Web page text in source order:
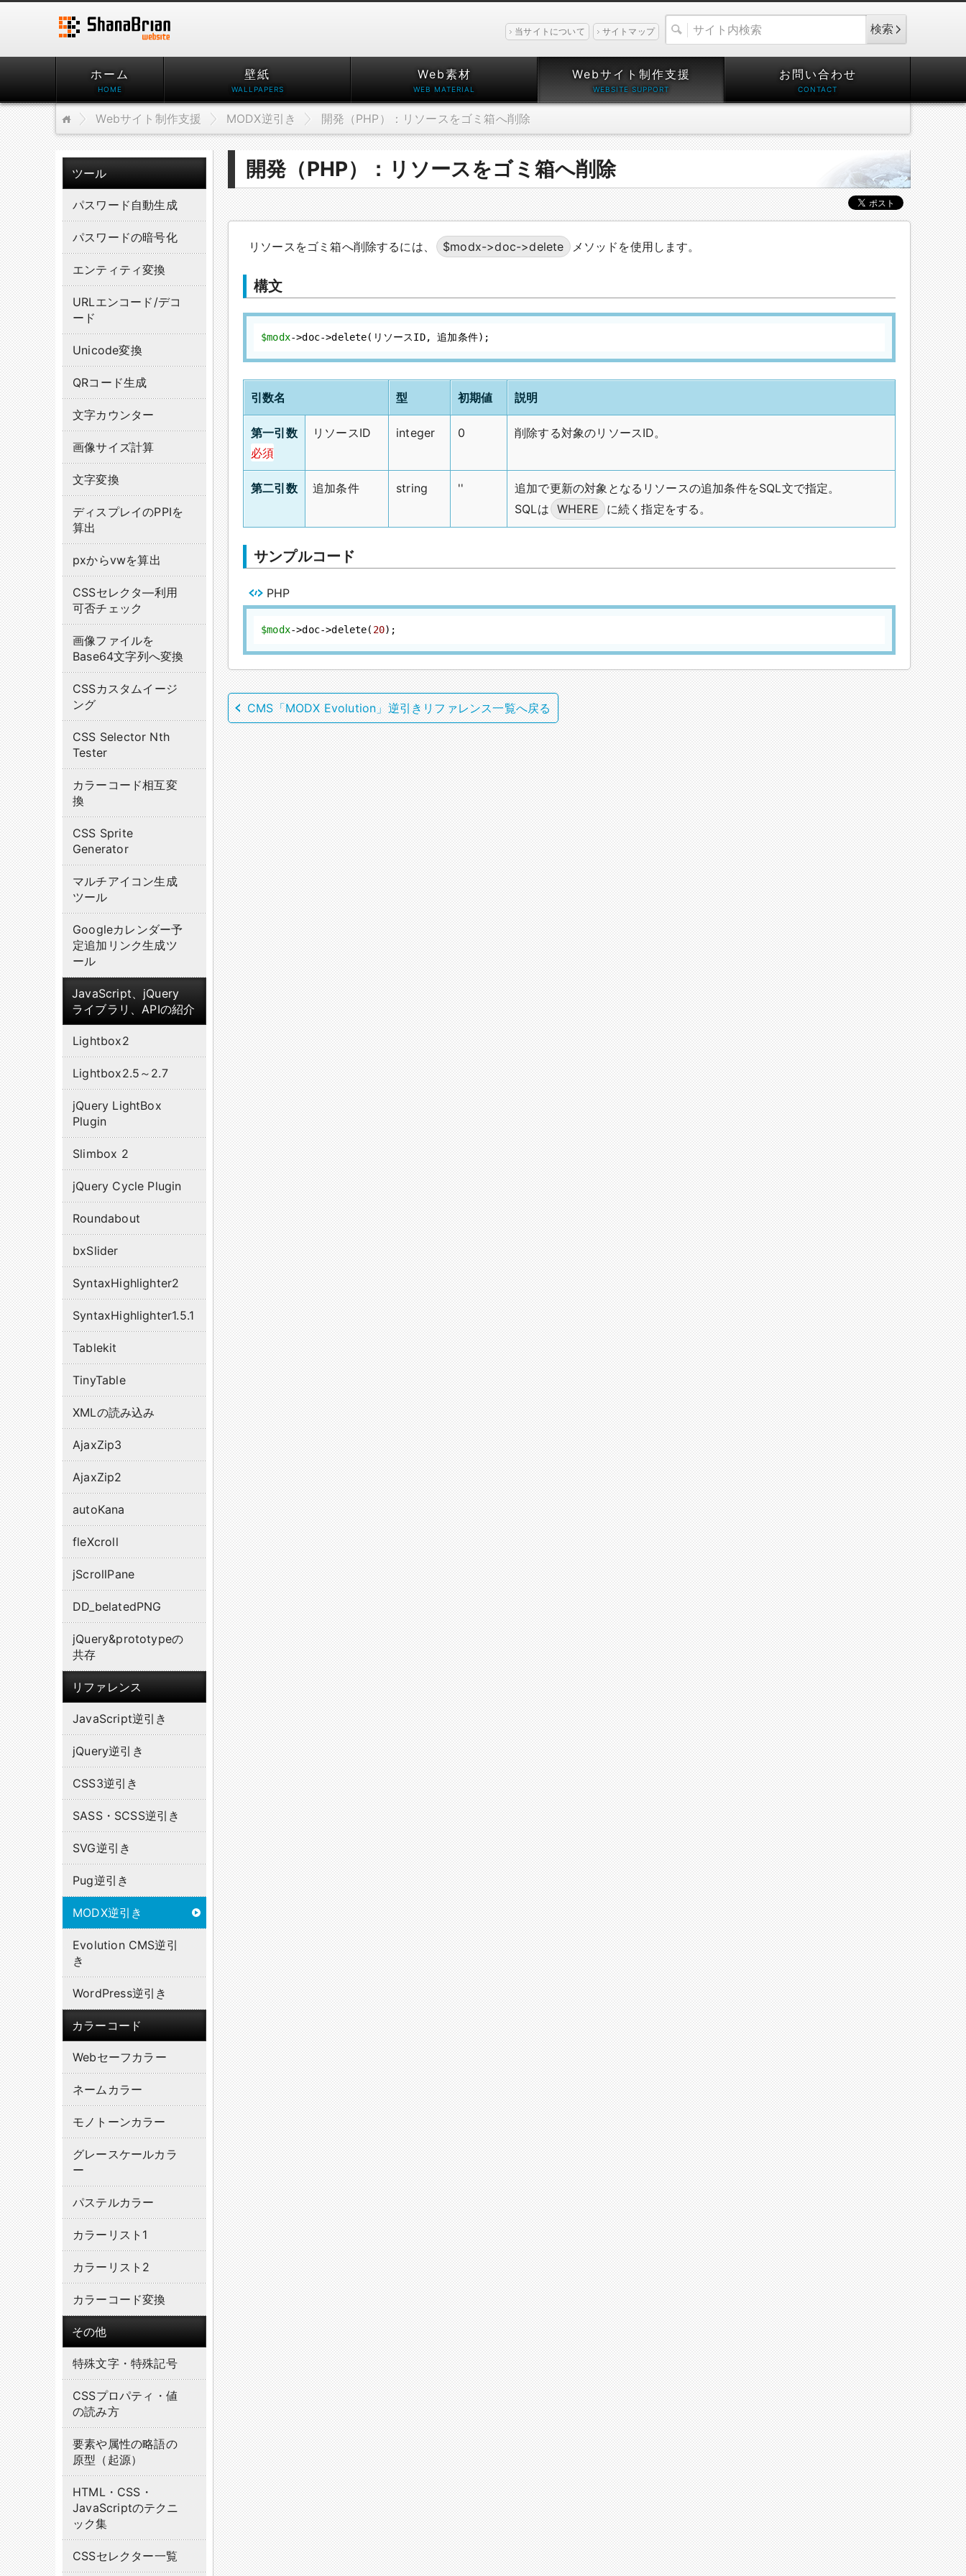
当サイトについて サイトマップ 検索
ホーム 壁紙 Web素材 Webサイト制作支援 お問い合わせ
Webサイト制作支援 MODX逆引き 開発（PHP）：リソースをゴミ箱へ削除
開発（PHP）：リソースをゴミ箱へ削除
リソースをゴミ箱へ削除するには、 $modx->doc->delete メソッドを使用します。
構文
$modx->doc->delete(リソースID, 追加条件);
引数名 型 初期値 説明
第一引数
必須
リソースID integer 0 削除する対象のリソースID。
第二引数 追加条件 string ''
追加で更新の対象となるリソースの追加条件をSQL文で指定。
SQLは WHERE に続く指定をする。
サンプルコード
PHP
$modx->doc->delete( 20);
CMS「MODX Evolution」逆引きリファレンス一覧へ戻る
ツール
パスワード自動生成
パスワードの暗号化
エンティティ変換
URLエンコード/デコ
ード
Unicode変換
QRコード生成
文字カウンター
画像サイズ計算
文字変換
ディスプレイのPPIを
算出
pxからvwを算出
CSSセレクタ―利用
可否チェック
画像ファイルを
Base64文字列へ変換
CSSカスタムイージ
ング
CSS Selector Nth
Tester
カラーコード相互変
換
CSS Sprite
Generator
マルチアイコン生成
ツール
Googleカレンダー予
定追加リンク生成ツ
ール
JavaScript、jQuery
ライブラリ、APIの紹介
Lightbox2
Lightbox2.5～2.7
jQuery LightBox
Plugin
Slimbox 2
jQuery Cycle Plugin
Roundabout
bxSlider
SyntaxHighlighter2
SyntaxHighlighter1.5.1
Tablekit
TinyTable
XMLの読み込み
AjaxZip3
AjaxZip2
autoKana
fleXcroll
jScrollPane
DD_belatedPNG
jQuery&prototypeの
共存
リファレンス
JavaScript逆引き
jQuery逆引き
CSS3逆引き
SASS・SCSS逆引き
SVG逆引き
Pug逆引き
MODX逆引き
Evolution CMS逆引
き
WordPress逆引き
カラーコード
Webセーフカラー
ネームカラー
モノトーンカラー
グレースケールカラ
ー
パステルカラー
カラーリスト1
カラーリスト2
カラーコード変換
その他
特殊文字・特殊記号
CSSプロパティ・値
の読み方
要素や属性の略語の
原型（起源）
HTML・CSS・
JavaScriptのテクニ
ック集
CSSセレクター一覧